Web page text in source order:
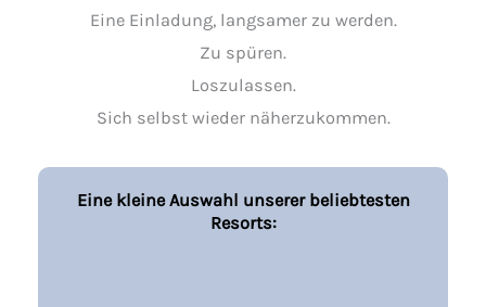
Eine Einladung, langsamer zu werden.
Zu spüren.
Loszulassen.
Sich selbst wieder näherzukommen.
Eine kleine Auswahl unserer beliebtesten
Resorts: